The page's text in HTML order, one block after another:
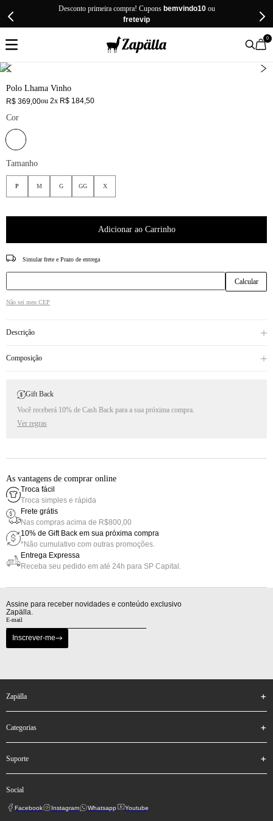
Desconto primeira compra! Cupons bemvindo10ou
fretevip
0
Polo Lhama Vinho
R$ 369,00ou 2x R$ 184,50
Cor
Tamanho
P M G GG X
Adicionar ao Carrinho
CEP
Não sei meu CEP
Descrição
Composição
Gift Back
Você receberá 10% de Cash Back para a sua próxima compra.
Ver regras
As vantagens de comprar online
Troca fácil
Troca simples e rápida
Frete grátis
Nas compras acima de R$800,00
10% de Gift Back em sua próxima compra
*Não cumulativo com outras promoções.
Entrega Expressa
Receba seu pedido em até 24h para SP Capital.
Assine para receber novidades e conteúdo exclusivo
Zapälla.
Inscrever-me
zapälla
categorias
suporte
social
Facebook Instagram Whatsapp Youtube